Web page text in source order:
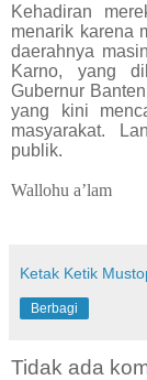
Kehadiran
menarik karena
daerahnya
Karno, yang
Gubernur
yang kini
masyarakat.
publik.
Wallohu a’lam
Ketak Ketik
Berbagi
Tidak ada